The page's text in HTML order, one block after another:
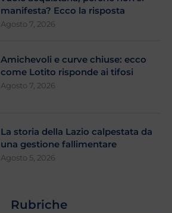
manifesta? Ecco la risposta
Agosto 7, 2026
Amichevoli e curve chiuse: ecco
come Lotito risponde ai tifosi
Agosto 7, 2026
La storia della Lazio calpestata da
una gestione fallimentare
Agosto 5, 2026
Rubriche